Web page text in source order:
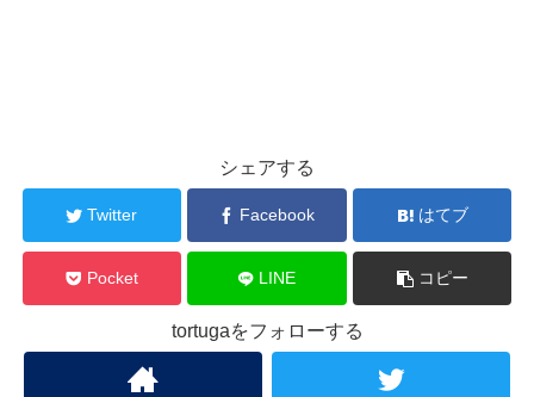
シェアする
Twitter Facebook はてブ
Pocket LINE コピー
tortugaをフォローする